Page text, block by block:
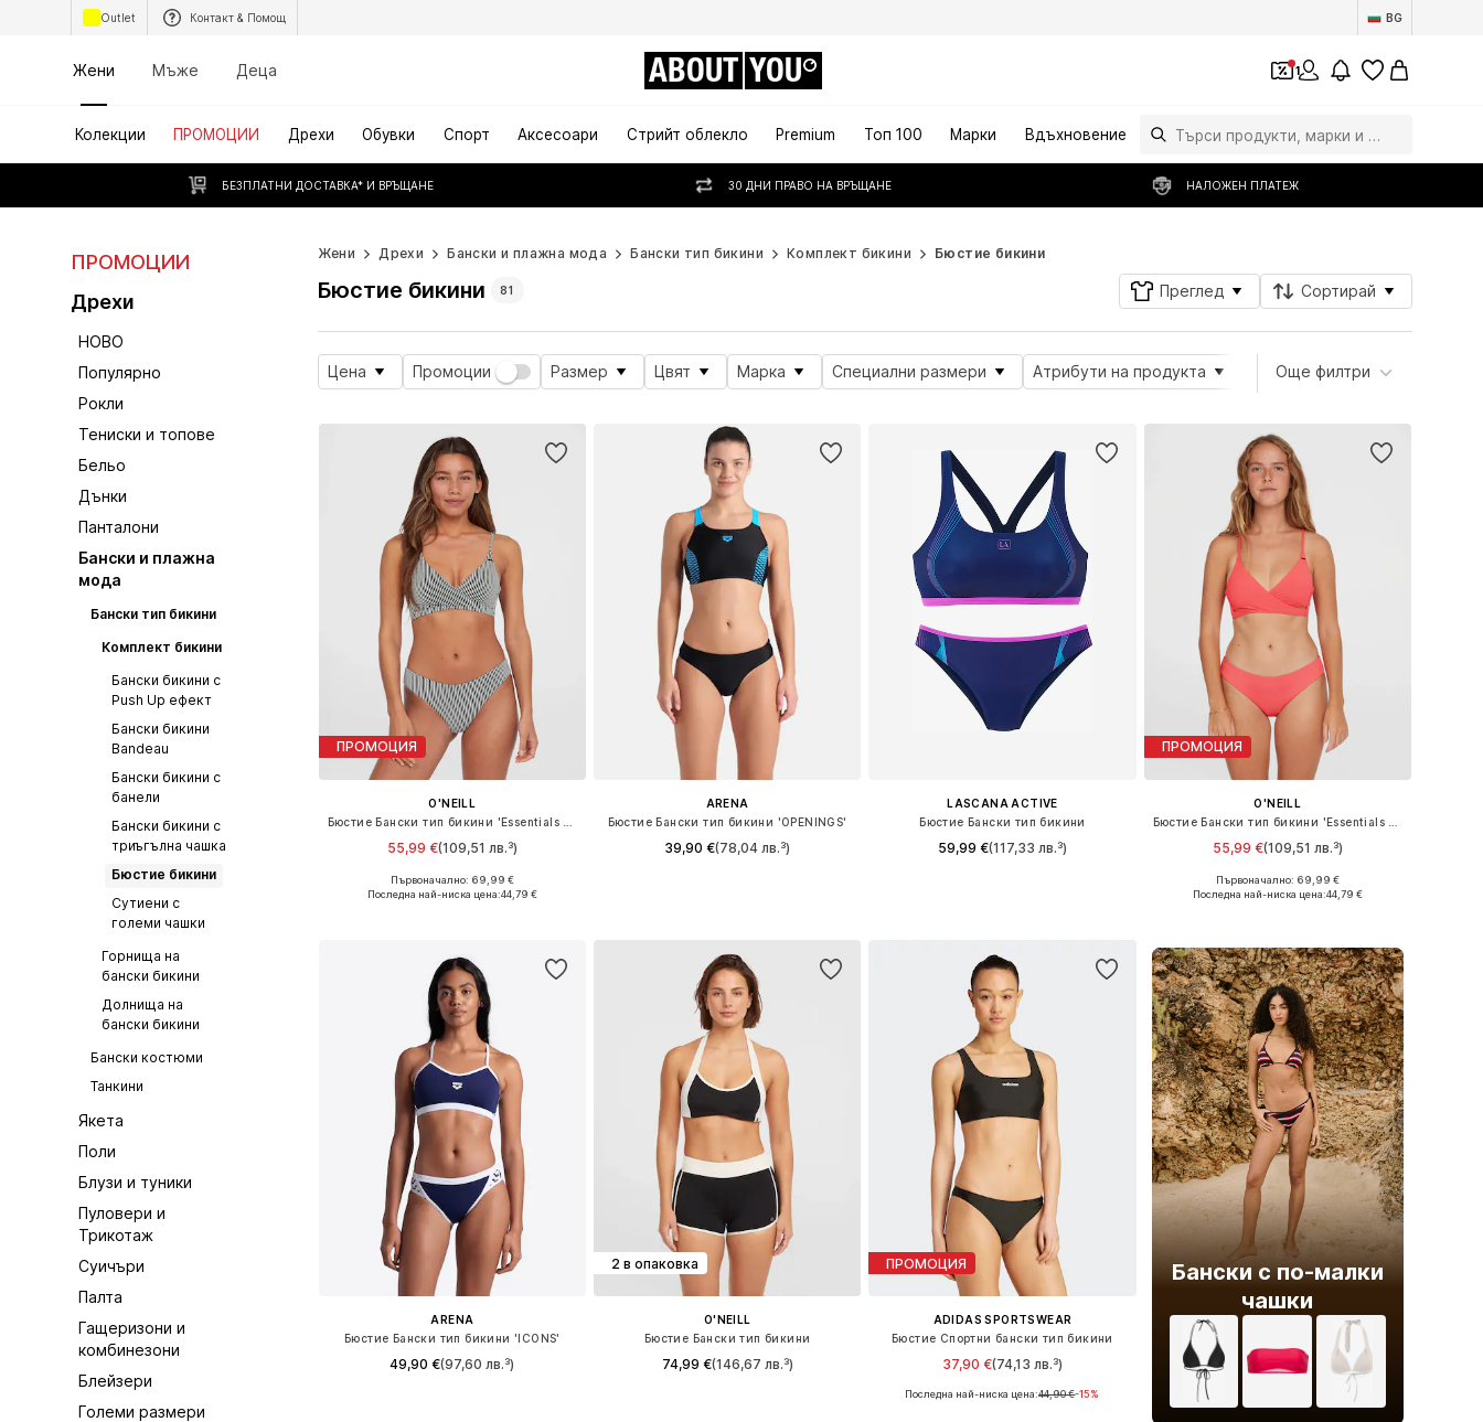
Outlet Контакт & Помощ BG
Жени Мъже Деца ABOUT YOU 1
Колекции ПРОМОЦИИ Дрехи Обувки Спорт Аксесоари Стрийт облекло Premium Топ 100 Марки Вдъхновение
БЕЗПЛАТНИ ДОСТАВКА* И ВРЪЩАНЕ 30 ДНИ ПРАВО НА ВРЪЩАНЕ НАЛОЖЕН ПЛАТЕЖ
ПРОМОЦИИ
Дрехи
НОВО
Популярно
Рокли
Тениски и топове
Бельо
Дънки
Панталони
Бански и плажна
мода
Бански тип бикини
Комплект бикини
Бански бикини с
Push Up ефект
Бански бикини
Bandeau
Бански бикини с
банели
Бански бикини с
триъгълна чашка
Бюстие бикини
Сутиени с
големи чашки
Горнища на
бански бикини
Долнища на
бански бикини
Бански костюми
Танкини
Якета
Поли
Блузи и туники
Пуловери и
Трикотаж
Суичъри
Палта
Гащеризони и
комбинезони
Блейзери
Големи размери
Жени Дрехи Бански и плажна мода Бански тип бикини Комплект бикини Бюстие бикини
Бюстие бикини 81 Преглед Сортирай
Цена Промоции Размер Цвят Марка Специални размери Атрибути на продукта Style Модели
Още филтри
ПРОМОЦИЯ
O'NEILL
55,99 €(109,51 лв.³)
Налични размери: XS, S, M, L, XL, XXL
Първоначално: 69,99 €
Последна най-ниска цена:44,79 €
ARENA
Бюстие Бански тип бикини 'OPENINGS'
39,90 €(78,04 лв.³)
LASCANA ACTIVE
Бюстие Бански тип бикини
59,99 €(117,33 лв.³)
ПРОМОЦИЯ
O'NEILL
55,99 €(109,51 лв.³)
Налични размери: XS, M, XL, XXL
Първоначално: 69,99 €
Последна най-ниска цена:44,79 €
ARENA
Бюстие Бански тип бикини 'ICONS'
49,90 €(97,60 лв.³)
2 в опаковка
O'NEILL
Бюстие Бански тип бикини
74,99 €(146,67 лв.³)
ПРОМОЦИЯ
ADIDAS SPORTSWEAR
Бюстие Спортни бански тип бикини
37,90 €(74,13 лв.³)
Налични размери: XL
Последна най-ниска цена:44,90 €-15%
Бански с по-малки
чашки